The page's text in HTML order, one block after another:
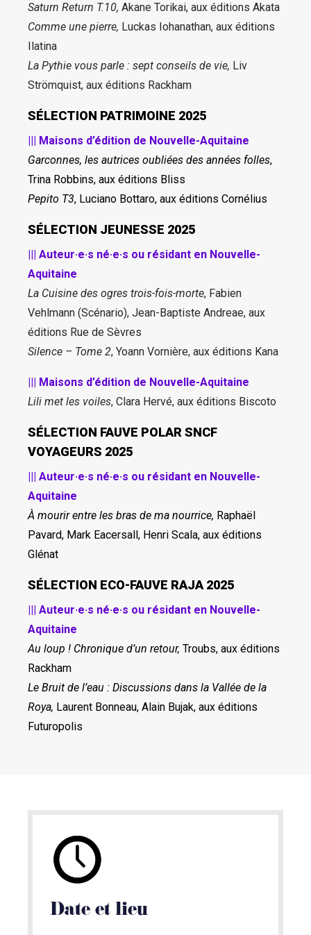
Saturn Return T.10, Akane Torikai, aux éditions Akata
Comme une pierre, Luckas Iohanathan, aux éditions
Ilatina
La Pythie vous parle : sept conseils de vie, Liv
Strömquist, aux éditions Rackham
SÉLECTION PATRIMOINE 2025
||| Maisons d’édition de Nouvelle-Aquitaine
Garconnes, les autrices oubliées des années folles,
Trina Robbins, aux éditions Bliss
Pepito T3, Luciano Bottaro, aux éditions Cornélius
SÉLECTION JEUNESSE 2025
||| Auteur·e·s né·e·s ou résidant en Nouvelle-
Aquitaine
La Cuisine des ogres trois-fois-morte, Fabien
Vehlmann (Scénario), Jean-Baptiste Andreae, aux
éditions Rue de Sèvres
Silence – Tome 2, Yoann Vornière, aux éditions Kana
||| Maisons d’édition de Nouvelle-Aquitaine
Lili met les voiles, Clara Hervé, aux éditions Biscoto
SÉLECTION FAUVE POLAR SNCF
VOYAGEURS 2025
||| Auteur·e·s né·e·s ou résidant en Nouvelle-
Aquitaine
À mourir entre les bras de ma nourrice, Raphaël
Pavard, Mark Eacersall, Henri Scala, aux éditions
Glénat
SÉLECTION ECO-FAUVE RAJA 2025
||| Auteur·e·s né·e·s ou résidant en Nouvelle-
Aquitaine
Au loup ! Chronique d’un retour, Troubs, aux éditions
Rackham
Le Bruit de l’eau : Discussions dans la Vallée de la
Roya, Laurent Bonneau, Alain Bujak, aux éditions
Futuropolis
Date et lieu